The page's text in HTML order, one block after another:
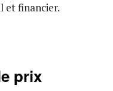
et financier.
prix